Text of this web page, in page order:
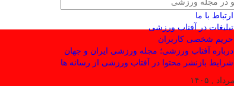
ارتباط با ما
تبلیغات در آفتاب ورزشی
حریم شخصی کاربران
درباره آفتاب ورزشی؛ مجله ورزشی ایران و جهان
شرایط بازنشر محتوا در آفتاب ورزشی از رسانه ها